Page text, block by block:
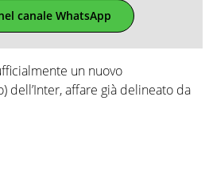
canale WhatsApp
un nuovo
dell’Inter, affare già delineato da